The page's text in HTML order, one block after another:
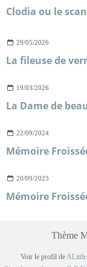
29/05/2026
La fileuse de
19/03/2026
La Dame de
22/09/2024
20/09/2023
Thème
Voir le profil de